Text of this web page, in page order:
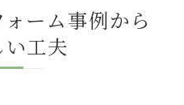
ーム事例から
工夫